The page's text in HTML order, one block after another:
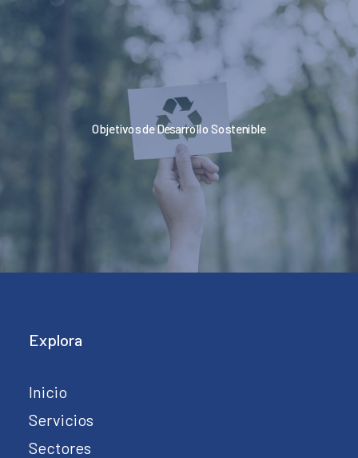
Objetivos de Desarrollo Sostenible
Explora
Inicio
Servicios
Sectores